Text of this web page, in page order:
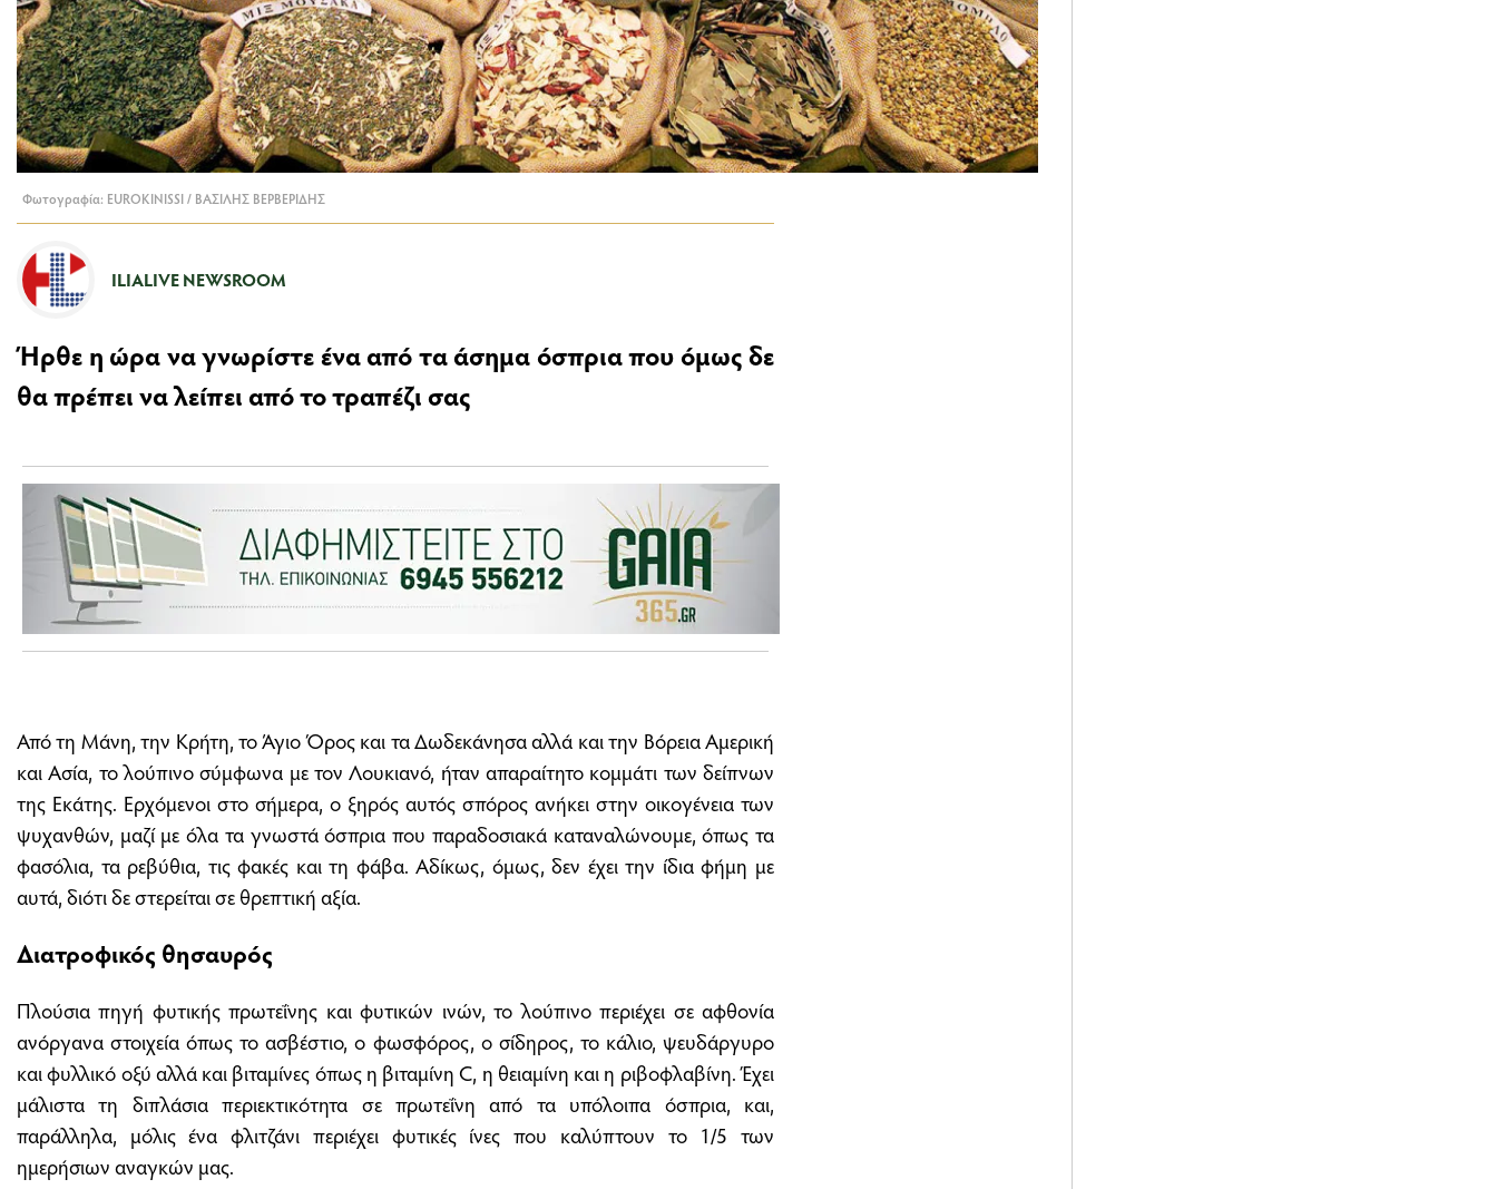
Φωτογραφία: EUROKINISSI / ΒΑΣΙΛΗΣ ΒΕΡΒΕΡΙΔΗΣ
ILIALIVE NEWSROOM
Ήρθε η ώρα να γνωρίστε ένα από τα άσημα όσπρια που όμως δε
θα πρέπει να λείπει από το τραπέζι σας
Από τη Μάνη, την Κρήτη, το Άγιο Όρος και τα Δωδεκάνησα αλλά και την Βόρεια Αμερική
και Ασία, το λούπινο σύμφωνα με τον Λουκιανό, ήταν απαραίτητο κομμάτι των δείπνων
της Εκάτης. Ερχόμενοι στο σήμερα, ο ξηρός αυτός σπόρος ανήκει στην οικογένεια των
ψυχανθών, μαζί με όλα τα γνωστά όσπρια που παραδοσιακά καταναλώνουμε, όπως τα
φασόλια, τα ρεβύθια, τις φακές και τη φάβα. Αδίκως, όμως, δεν έχει την ίδια φήμη με
αυτά, διότι δε στερείται σε θρεπτική αξία.
Διατροφικός θησαυρός
Πλούσια πηγή φυτικής πρωτεΐνης και φυτικών ινών, το λούπινο περιέχει σε αφθονία
ανόργανα στοιχεία όπως το ασβέστιο, ο φωσφόρος, ο σίδηρος, το κάλιο, ψευδάργυρο
και φυλλικό οξύ αλλά και βιταμίνες όπως η βιταμίνη C, η θειαμίνη και η ριβοφλαβίνη. Έχει
μάλιστα τη διπλάσια περιεκτικότητα σε πρωτεΐνη από τα υπόλοιπα όσπρια, και,
παράλληλα, μόλις ένα φλιτζάνι περιέχει φυτικές ίνες που καλύπτουν το 1/5 των
ημερήσιων αναγκών μας.